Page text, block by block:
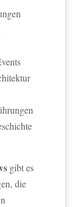
gibt es
die